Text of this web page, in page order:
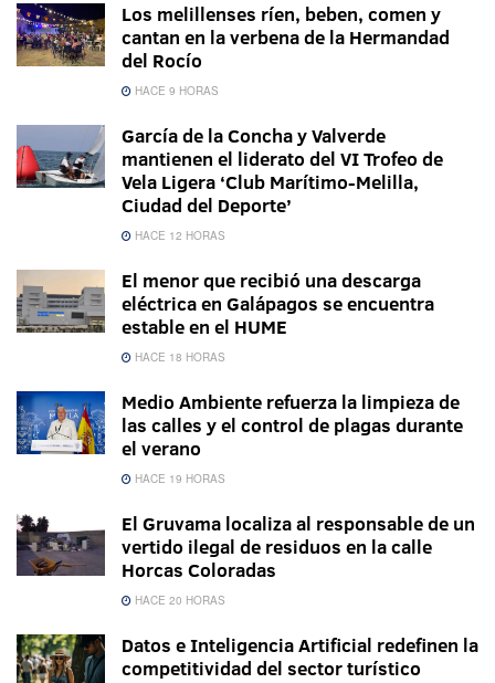
Los melillenses ríen, beben, comen y
cantan en la verbena de la Hermandad
del Rocío
HACE 9 HORAS
García de la Concha y Valverde
mantienen el liderato del VI Trofeo de
Vela Ligera ‘Club Marítimo-Melilla,
Ciudad del Deporte’
HACE 12 HORAS
El menor que recibió una descarga
eléctrica en Galápagos se encuentra
estable en el HUME
HACE 18 HORAS
Medio Ambiente refuerza la limpieza de
las calles y el control de plagas durante
el verano
HACE 19 HORAS
El Gruvama localiza al responsable de un
vertido ilegal de residuos en la calle
Horcas Coloradas
HACE 20 HORAS
Datos e Inteligencia Artificial redefinen la
competitividad del sector turístico